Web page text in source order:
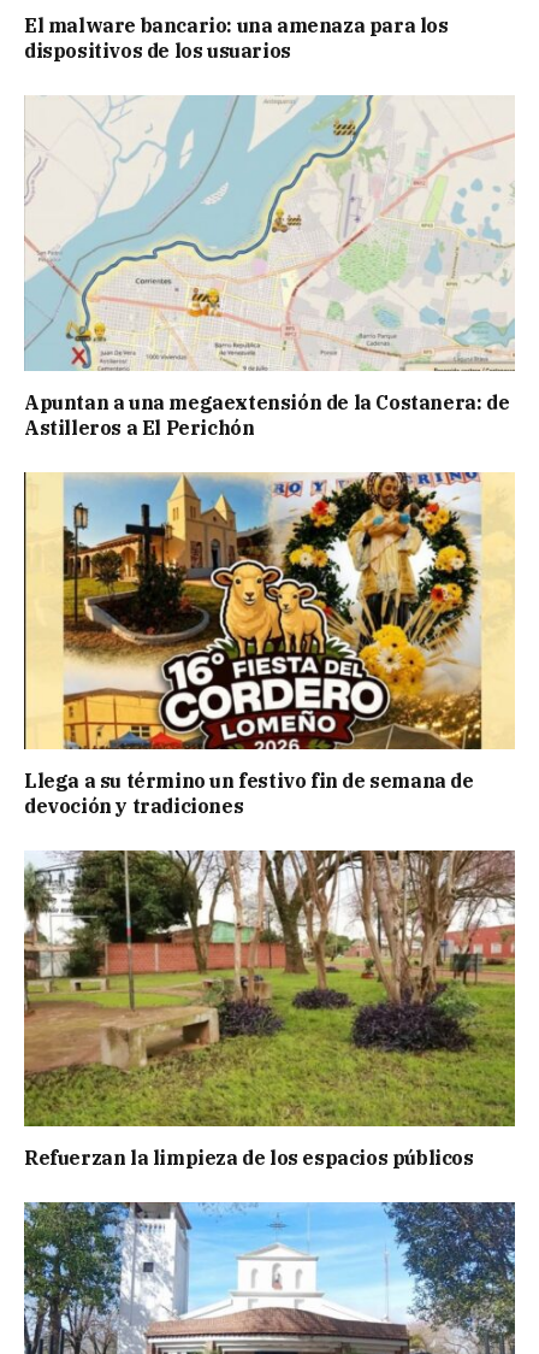
El malware bancario: una amenaza para los
dispositivos de los usuarios
Apuntan a una megaextensión de la Costanera: de
Astilleros a El Perichón
Llega a su término un festivo fin de semana de
devoción y tradiciones
Refuerzan la limpieza de los espacios públicos